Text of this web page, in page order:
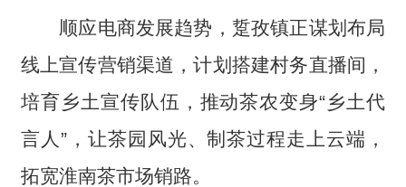
顺应电商发展趋势，踅孜镇正谋划布局
线上宣传营销渠道，计划搭建村务直播间，
培育乡土宣传队伍，推动茶农变身“乡土代
言人”，让茶园风光、制茶过程走上云端，
拓宽淮南茶市场销路。